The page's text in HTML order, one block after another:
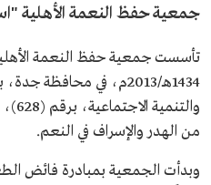
جمعية حفظ النعمة الأهلية
تأسست جمعية حفظ النعمة
1434هـ/2013م، في محافظة
من الهدر والإسراف في النعم.
وبدأت الجمعية بمبادرة فائض